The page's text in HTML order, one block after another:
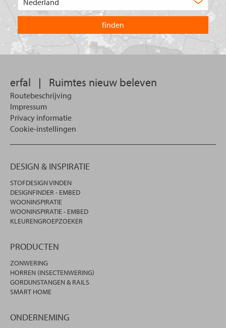
u?
land
waarin
u
wilt
zoeken.
erfal | Ruimtes nieuw beleven
Routebeschrijving
Impressum
Privacy informatie
Cookie-instellingen
DESIGN & INSPIRATIE
STOFDESIGN VINDEN
DESIGNFINDER - EMBED
WOONINSPIRATIE
WOONINSPIRATIE - EMBED
KLEURENGROEPZOEKER
PRODUCTEN
ZONWERING
HORREN (INSECTENWERING)
GORDIJNSTANGEN & RAILS
SMART HOME
ONDERNEMING